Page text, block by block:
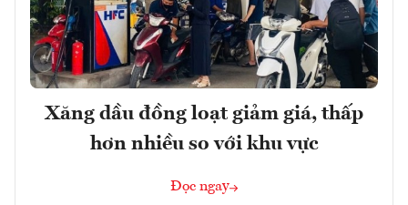
Xăng dầu đồng loạt giảm giá, thấp
hơn nhiều so với khu vực
Đọc ngay